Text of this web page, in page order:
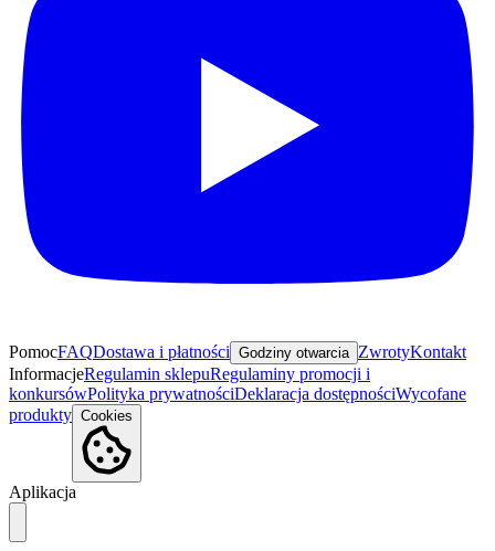
PomocFAQDostawa i płatności Godziny otwarcia ZwrotyKontakt
InformacjeRegulamin sklepuRegulaminy promocji i
konkursówPolityka prywatnościDeklaracja dostępnościWycofane
produkty Cookies
Aplikacja